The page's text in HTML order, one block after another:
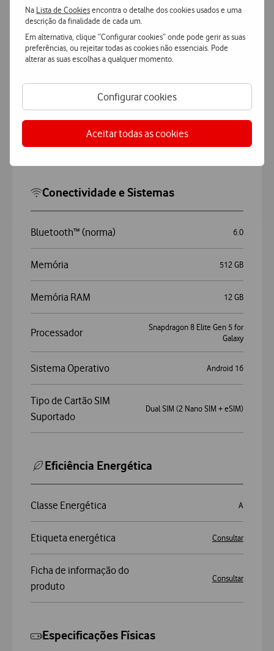
Na Lista de Cookiesencontra o detalhe dos cookies usados e uma
descrição da finalidade de cada um.
Em alternativa, clique “Configurar cookies” onde pode gerir as suas
preferências, ou rejeitar todas as cookies não essenciais. Pode
alterar as suas escolhas a qualquer momento.
Configurar cookies
Aceitar todas as cookies
Geral
Marca Samsung
Conectividade e Sistemas
Bluetooth™ (norma) 6.0
Memória 512 GB
Memória RAM 12 GB
Processador
Snapdragon 8 Elite Gen 5 for
Galaxy
Sistema Operativo Android 16
Tipo de Cartão SIM
Suportado
Dual SIM (2 Nano SIM + eSIM)
Eficiência Energética
Classe Energética A
Etiqueta energética Consultar
Ficha de informação do
produto
Consultar
Especificações Físicas